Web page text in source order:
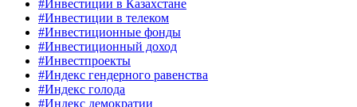
#Инвестиции в Казахстане
#Инвестиции в телеком
#Инвестиционные фонды
#Инвестиционный доход
#Инвестпроекты
#Индекс гендерного равенства
#Индекс голода
#Индекс демократии